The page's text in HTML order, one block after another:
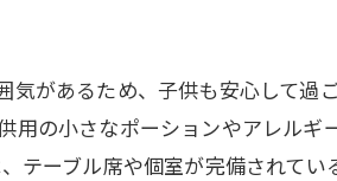
があるため、子供も安心して過ご
用の小さなポーションやアレルギ
テーブル席や個室が完備されてい